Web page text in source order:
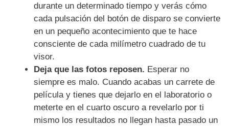
durante un determinado tiempo y verás cómo
cada pulsación del botón de disparo se convierte
en un pequeño acontecimiento que te hace
consciente de cada milímetro cuadrado de tu
visor.
Deja que las fotos reposen. Esperar no
siempre es malo. Cuando acabas un carrete de
película y tienes que dejarlo en el laboratorio o
meterte en el cuarto oscuro a revelarlo por ti
mismo los resultados no llegan hasta pasado un